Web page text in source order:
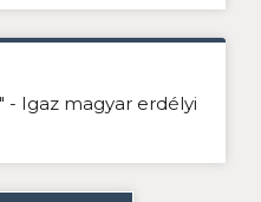
- Igaz magyar erdélyi